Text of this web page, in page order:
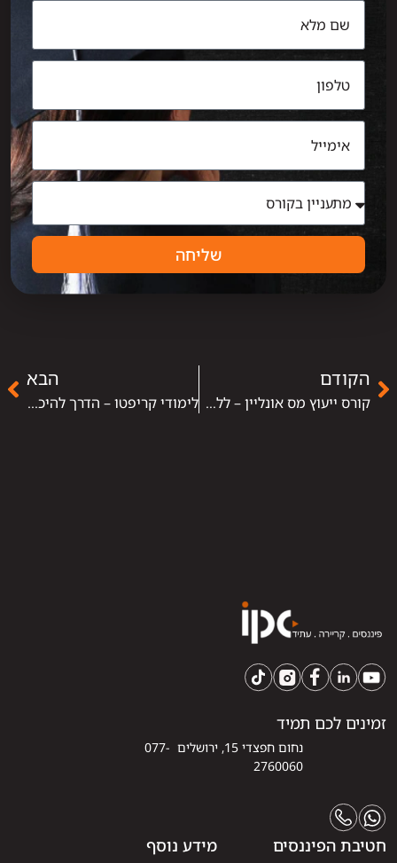
שליחה
הקודם
קורס ייעוץ מס אונליין – ללמוד מרחוק ולהשתלב בתחום הפיננסי במהירות
הבא
לימודי קריפטו – הדרך להיכנס לעולם המטבעות הדיגיטליים בצורה מקצועית ובטוחה
זמינים לכם תמיד
נחום חפצדי 15, ירושלים 077-
2760060
חטיבת הפיננסים מידע נוסף